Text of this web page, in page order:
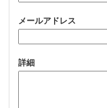
メールアドレス
詳細